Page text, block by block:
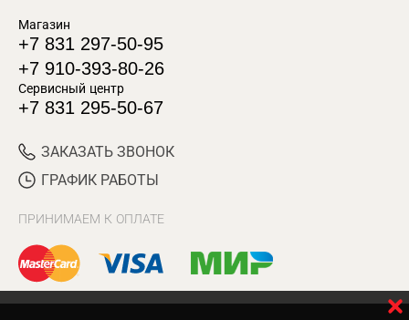
Магазин
+7 831 297-50-95
+7 910-393-80-26
Сервисный центр
+7 831 295-50-67
ЗАКАЗАТЬ ЗВОНОК
ГРАФИК РАБОТЫ
ПРИНИМАЕМ К ОПЛАТЕ